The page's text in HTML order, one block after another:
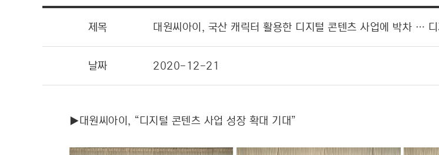
제목 대원씨아이, 국산 캐릭터 활용한 디지털 콘텐츠 사업에 박차 …
날짜 2020-12-21
▶대원씨아이, “디지털 콘텐츠 사업 성장 확대 기대”